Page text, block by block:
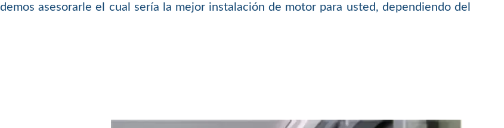
asesorarle el cual sería la mejor instalación de motor para usted, dependiendo del